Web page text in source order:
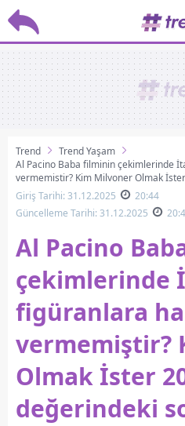
Trend
Trend Yaşam
Al Pacino Baba filminin çekimlerinde
vermemiştir? Kim Milyoner Olmak
sorunun cevabı
Giriş Tarihi: 31.12.2025
20:44
Güncelleme Tarihi: 31.12.2025
Al Pacino
çekimlerinde
figüranlara
vermemiştir?
Olmak İster
değerindeki